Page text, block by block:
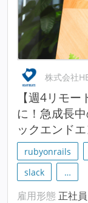
株式会社
【週4リモ
に！急成長
ックエンド
rubyonrails
slack
…
雇用形態 正社員